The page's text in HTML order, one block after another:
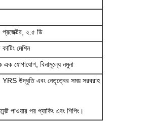
প্রজেক্টর, ২.৫ ডি
মেশিন
যোগাযোগ, বিনামূল্যে নমুনা
উদ্ধৃতি এবং নেতৃত্বের সময় সরবরাহ
পাওয়ার পর প্যাকিং এবং শিপিং।